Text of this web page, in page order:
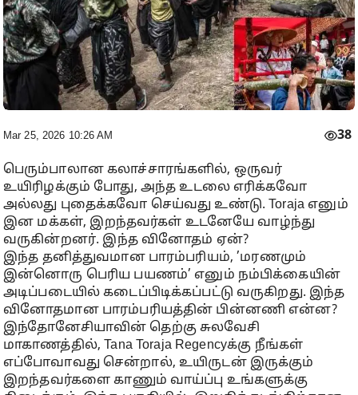
Mar 25, 2026 10:26 AM 38
பெரும்பாலான கலாச்சாரங்களில், ஒருவர்
உயிரிழக்கும் போது, அந்த உடலை எரிக்கவோ
அல்லது புதைக்கவோ செய்வது உண்டு. Toraja எனும்
இன மக்கள், இறந்தவர்கள் உடனேயே வாழ்ந்து
வருகின்றனர். இந்த வினோதம் ஏன்?
இந்த தனித்துவமான பாரம்பரியம், ’மரணமும்
இன்னொரு பெரிய பயணம்’ எனும் நம்பிக்கையின்
அடிப்படையில் கடைப்பிடிக்கப்பட்டு வருகிறது. இந்த
வினோதமான பாரம்பரியத்தின் பின்னணி என்ன?
இந்தோனேசியாவின் தெற்கு சுலவேசி
மாகாணத்தில், Tana Toraja Regencyக்கு நீங்கள்
எப்போவாவது சென்றால், உயிருடன் இருக்கும்
இறந்தவர்களை காணும் வாய்ப்பு உங்களுக்கு